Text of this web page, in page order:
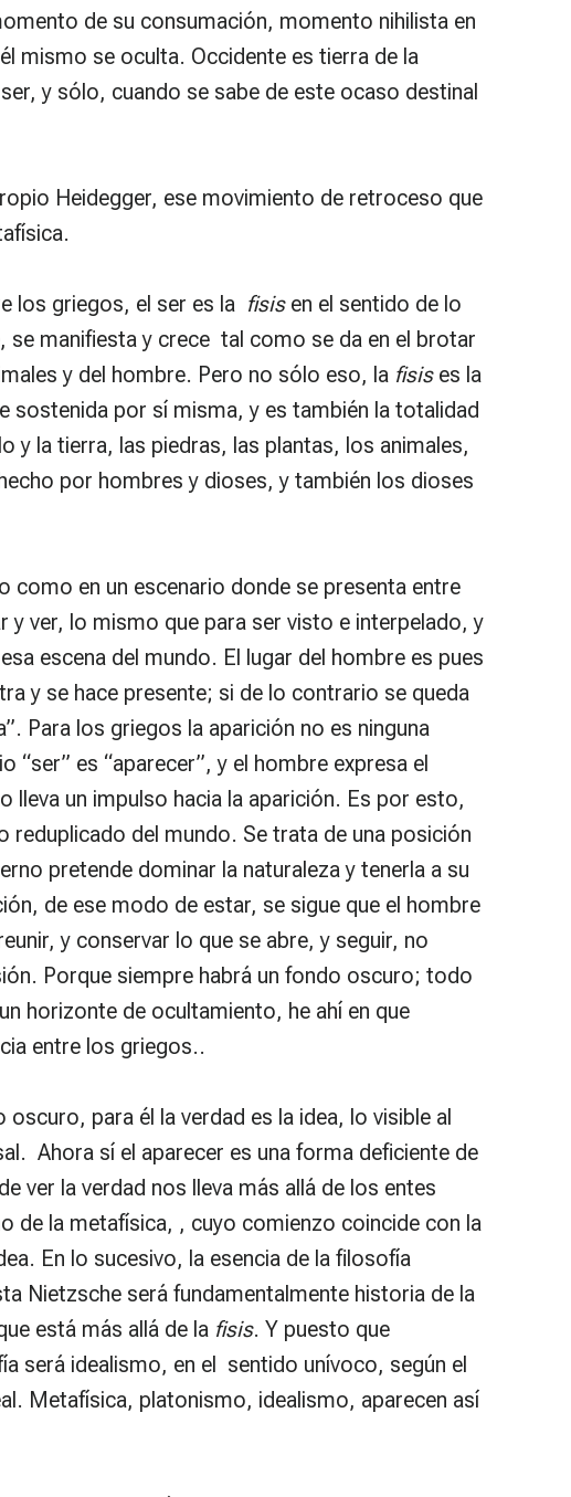
de su consumación, momento nihilista en
mismo se oculta. Occidente es tierra de la
y sólo, cuando se sabe de este ocaso destinal
Heidegger, ese movimiento de retroceso que
los griegos, el ser es la fisisen el sentido de lo
se manifiesta y crece tal como se da en el brotar
y del hombre. Pero no sólo eso, la fisises la
sostenida por sí misma, y es también la totalidad
y la tierra, las piedras, las plantas, los animales,
por hombres y dioses, y también los dioses
como en un escenario donde se presenta entre
y ver, lo mismo que para ser visto e interpelado, y
escena del mundo. El lugar del hombre es pues
y se hace presente; si de lo contrario se queda
Para los griegos la aparición no es ninguna
“ser” es “aparecer”, y el hombre expresa el
un impulso hacia la aparición. Es por esto,
reduplicado del mundo. Se trata de una posición
pretende dominar la naturaleza y tenerla a su
de ese modo de estar, se sigue que el hombre
y conservar lo que se abre, y seguir, no
Porque siempre habrá un fondo oscuro; todo
horizonte de ocultamiento, he ahí en que
entre los griegos..
para él la verdad es la idea, lo visible al
Ahora sí el aparecer es una forma deficiente de
ver la verdad nos lleva más allá de los entes
de la metafísica, , cuyo comienzo coincide con la
En lo sucesivo, la esencia de la filosofía
Nietzsche será fundamentalmente historia de la
está más allá de la fisis. Y puesto que
será idealismo, en el sentido unívoco, según el
Metafísica, platonismo, idealismo, aparecen así